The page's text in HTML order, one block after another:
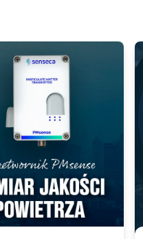
Add to existing cart row